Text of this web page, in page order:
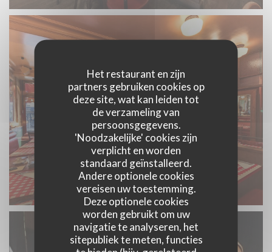
Het restaurant en zijn
partners gebruiken cookies op
deze site, wat kan leiden tot
de verzameling van
persoonsgegevens.
'Noodzakelijke' cookies zijn
verplicht en worden
standaard geïnstalleerd.
Andere optionele cookies
vereisen uw toestemming.
Deze optionele cookies
worden gebruikt om uw
navigatie te analyseren, het
sitepubliek te meten, functies